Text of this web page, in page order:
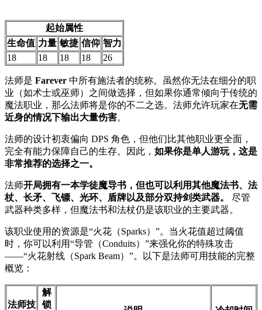
起始属性
生命值 力量 敏捷 信仰 智力
18
18 18 18 26
法师是 Farever 中所有施法者的统称。虽然你无法在细分的职
业（如术士或巫师）之间做选择，但如果你通常倾向于传统的
魔法职业，那么法师将是你的不二之选。法师允许玩家在无需
近身的情况下输出大量伤害。
法师的设计初衷偏向 DPS 角色，但他们比其他职业更全面，
完全有能力保障自己的生存。因此， 如果你是单人游玩，这是
非常推荐的选择之一。
法师开局拥有一本学徒魔导书，但也可以利用其他魔法书、法
杖、长矛、飞镖、光环、盾牌以及部分双持剑类武器。
尽管
武器种类多样，但魔法书和法杖仍是该职业的主要武器。
该职业使用的资源是“火花（Sparks）”。当火花值超过阈值
时，你可以利用“导管（Conduits）”来强化你的特殊攻击
——“火花射线（Spark Beam）”。以下是法师可用技能的完整
概览：
法师技
解
锁